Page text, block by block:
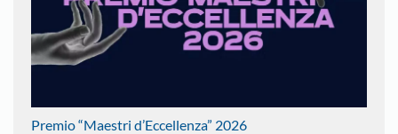
Premio “Maestri d’Eccellenza” 2026